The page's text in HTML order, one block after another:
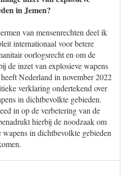
in Jemen?
van mensenrechten deel ik
internationaal voor betere
oorlogsrecht en om de
de inzet van explosieve wapens
Nederland in november 2022
verklaring ondertekend over
in dichtbevolkte gebieden.
in op de verbetering van de
hierbij de noodzaak om
in dichtbevolkte gebieden